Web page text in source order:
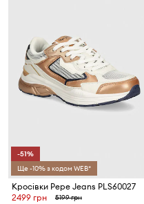
-51%
Ще -10% з кодом WEB*
Кросівки Pepe Jeans PLS60027
2499 грн
5199 грн